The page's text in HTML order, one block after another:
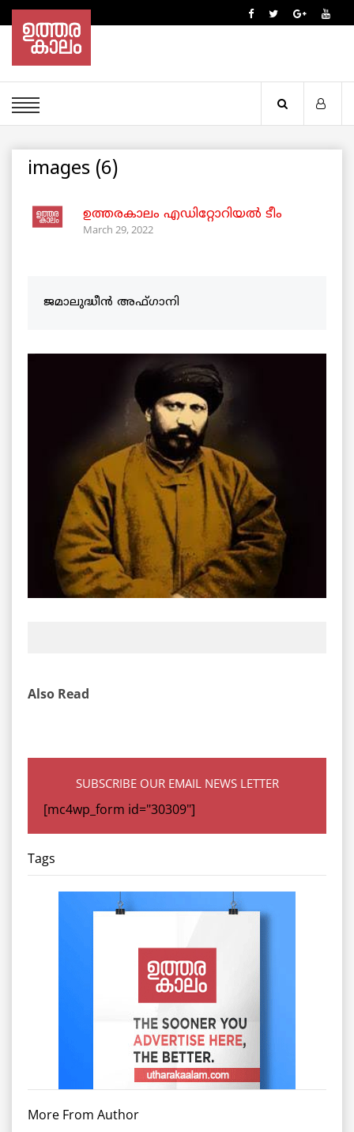
images (6)
ഉത്തരകാലം എഡിറ്റോറിയല്‍ ടീം
March 29, 2022
ജമാലുദ്ധീൻ അഫ്ഗാനി
Also Read
SUBSCRIBE OUR EMAIL NEWS LETTER
[mc4wp_form id="30309"]
Tags
More From Author